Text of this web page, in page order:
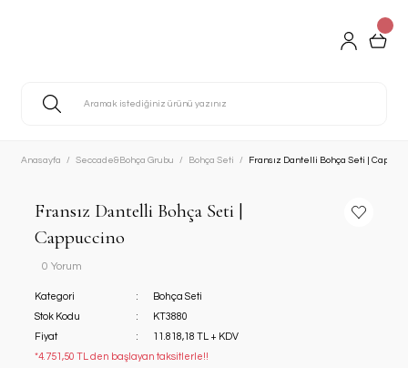
Anasayfa Seccade&Bohça Grubu Bohça Seti Fransız Dantelli Bohça Seti |
Fransız Dantelli Bohça Seti |
Cappuccino
0 Yorum
Kategori
Bohça Seti
Stok Kodu
KT3880
Fiyat
11.818,18 TL + KDV
*4.751,50 TL den başlayan taksitlerle!!